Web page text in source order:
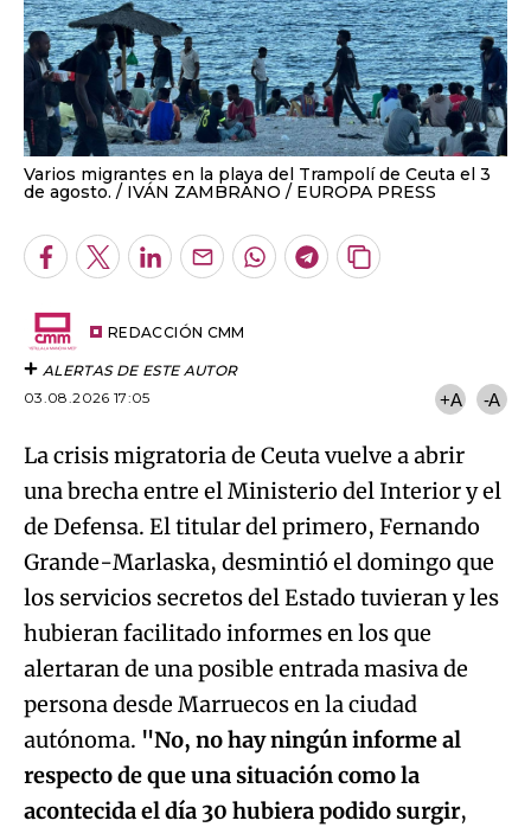
Varios migrantes en la playa del Trampolí de Ceuta el 3
de agosto.
IVÁN ZAMBRANO / EUROPA PRESS
Facebook
TwitterLinkedInEnviarWhatsapp
Telegram
Copiar
REDACCIÓN CMM
ALERTAS DE ESTE AUTOR
03.08.2026 17:05
+A -A
La crisis migratoria de Ceuta vuelve a abrir
una brecha entre el Ministerio del Interior y el
de Defensa. El titular del primero, Fernando
Grande-Marlaska, desmintió el domingo que
los servicios secretos del Estado tuvieran y les
hubieran facilitado informes en los que
alertaran de una posible entrada masiva de
persona desde Marruecos en la ciudad
autónoma. "No, no hay ningún informe al
respecto de que una situación como la
acontecida el día 30 hubiera podido surgir,